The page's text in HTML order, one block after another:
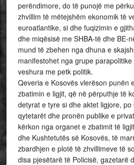
perëndimore, do të punojë me
zhvillim të mëtejshëm ekonomik të
euroatlantike, si dhe fuqizimin e
dhe miqësisë me SHBA-të dhe BE-
mund të zbehen nga dhuna e
manifestohet nga grupe
veshura me petk politik.
Qeveria e Kosovës vlerëson punën
zbatimin e ligjit, që në përputhje të
detyrat e tyre si dhe aktet ligjore,
qytetarët dhe pronën publike e
kërkon nga organet e zbatimit të
dhe Kushtetutës së Kosovës, të
zbardhjen e plotë të zhvillimeve të
disa pjesëtarë të Policisë, gazetarë